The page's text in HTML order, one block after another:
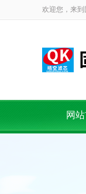
欢迎您，来到
网